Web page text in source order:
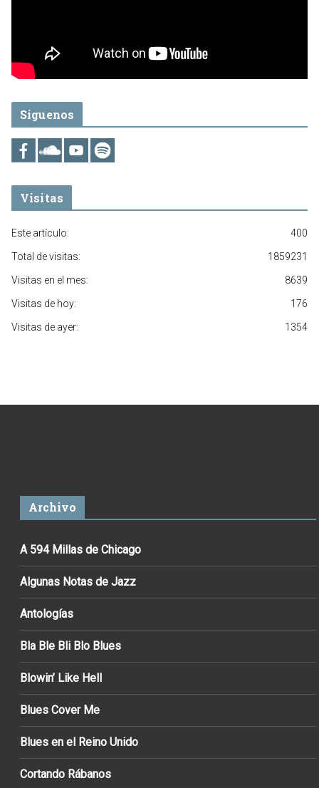
Síguenos
Visitas
400
Este artículo:
1859231
Total de visitas:
8639
Visitas en el mes:
176
Visitas de hoy:
1354
Visitas de ayer:
Archivo
A 594 Millas de Chicago
Algunas Notas de Jazz
Antologías
Bla Ble Bli Blo Blues
Blowin’ Like Hell
Blues Cover Me
Blues en el Reino Unido
Cortando Rábanos